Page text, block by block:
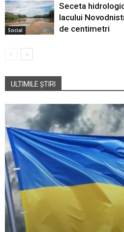
Social
Seceta
lacului
de centimetri
ULTIMILE ȘTIRI